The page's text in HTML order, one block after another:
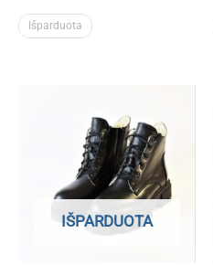
Išparduota
IŠPARDUOTA